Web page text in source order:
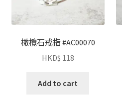
橄欖石戒指 #AC00070
HKD$ 118
Add to cart